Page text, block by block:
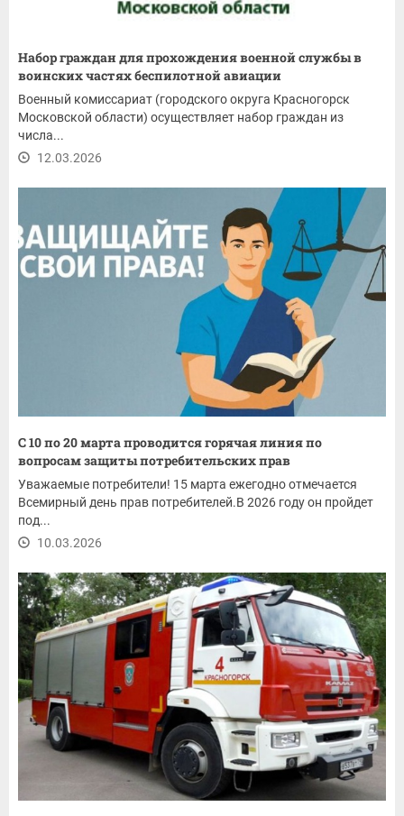
Набор граждан для прохождения военной службы в
воинских частях беспилотной авиации
Военный комиссариат (городского округа Красногорск
Московской области) осуществляет набор граждан из
числа...
12.03.2026
С 10 по 20 марта проводится горячая линия по
вопросам защиты потребительских прав
Уважаемые потребители! 15 марта ежегодно отмечается
Всемирный день прав потребителей.В 2026 году он пройдет
под...
10.03.2026